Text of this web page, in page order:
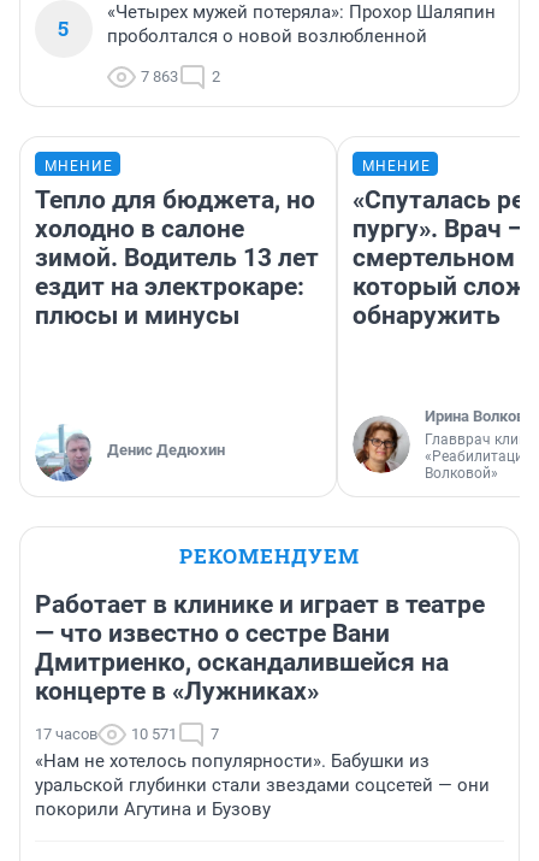
5
«Четырех мужей потеряла»: Прохор Шаляпин
проболтался о новой возлюбленной
7 863 2
МНЕНИЕ
Тепло для бюджета, но
холодно в салоне
зимой. Водитель 13 лет
ездит на электрокаре:
плюсы и минусы
Денис Дедюхин
МНЕНИЕ
«Спуталась
пургу». Врач —
смертельном
который
обнаружить
Ирина Волкова
Главврач
«Реабилитация
Волковой»
РЕКОМЕНДУЕМ
Работает в клинике и играет в театре
— что известно о сестре Вани
Дмитриенко, оскандалившейся на
концерте в «Лужниках»
17 часов 10 571 7
«Нам не хотелось популярности». Бабушки из
уральской глубинки стали звездами соцсетей — они
покорили Агутина и Бузову